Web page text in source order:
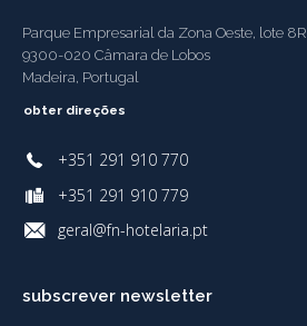
Parque Empresarial da Zona Oeste, lote 8R
9300-020 Câmara de Lobos
Madeira, Portugal
obter direções
+351 291 910 770
+351 291 910 779
geral@fn-hotelaria.pt
subscrever newsletter